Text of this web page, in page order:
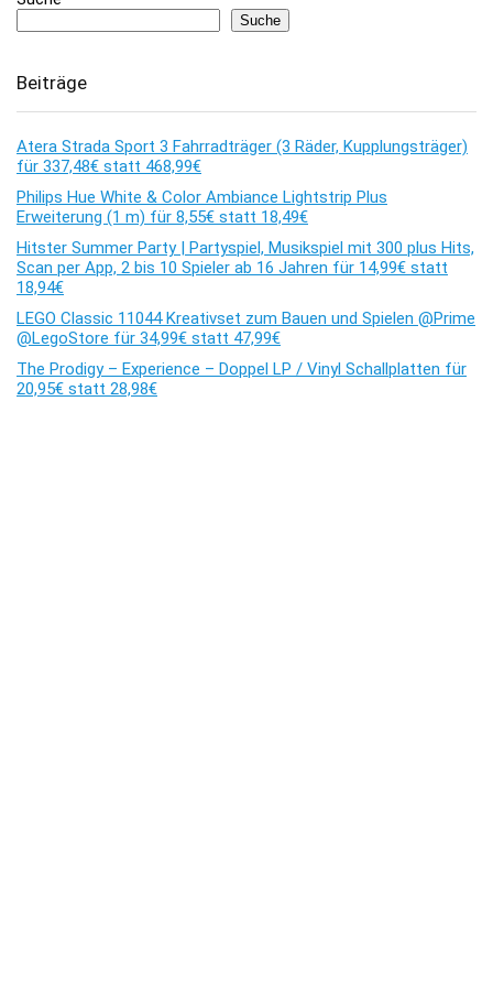
Suche
Beiträge
Atera Strada Sport 3 Fahrradträger (3 Räder, Kupplungsträger)
für 337,48€ statt 468,99€
Philips Hue White & Color Ambiance Lightstrip Plus
Erweiterung (1 m) für 8,55€ statt 18,49€
Hitster Summer Party | Partyspiel, Musikspiel mit 300 plus Hits,
Scan per App, 2 bis 10 Spieler ab 16 Jahren für 14,99€ statt
18,94€
LEGO Classic 11044 Kreativset zum Bauen und Spielen @Prime
@LegoStore für 34,99€ statt 47,99€
The Prodigy – Experience – Doppel LP / Vinyl Schallplatten für
20,95€ statt 28,98€